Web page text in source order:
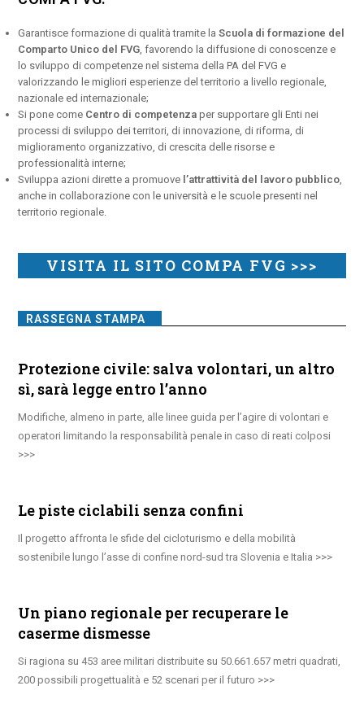
Garantisce formazione di qualità tramite laScuola di formazione del
Comparto Unico del FVG, favorendo la diffusione di conoscenze e
lo sviluppo di competenze nel sistema della PA del FVG e
valorizzando le migliori esperienze del territorio a livello regionale,
nazionale ed internazionale;
Si pone come Centro di competenza per supportare gli Enti nei
processi di sviluppo dei territori, di innovazione, di riforma, di
miglioramento organizzativo, di crescita delle risorse e
professionalità interne;
Sviluppa azioni dirette a promuove l’attrattività del lavoro pubblico,
anche in collaborazione con le università e le scuole presenti nel
territorio regionale.
VISITA IL SITO COMPA FVG >>>
RASSEGNA STAMPA
Protezione civile: salva volontari, un altro
sì, sarà legge entro l’anno
Modifiche, almeno in parte, alle linee guida per l’agire di volontari e
operatori limitando la responsabilità penale in caso di reati colposi
Le piste ciclabili senza confini
Il progetto affronta le sfide del cicloturismo e della mobilità
sostenibile lungo l’asse di confine nord-sud tra Slovenia e Italia
Un piano regionale per recuperare le
caserme dismesse
Si ragiona su 453 aree militari distribuite su 50.661.657 metri quadrati,
200 possibili progettualità e 52 scenari per il futuro